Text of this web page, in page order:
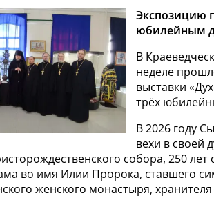
Экспозицию
юбилейным
В
неделе
выставки
трёх
В 2026 году
вехи в своей
собора, 250 лет
во имя Илии Пророка, ставшего
женского монастыря,